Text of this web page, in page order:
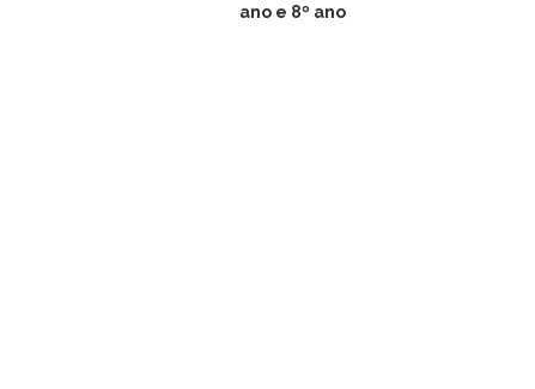
ano e 8º ano